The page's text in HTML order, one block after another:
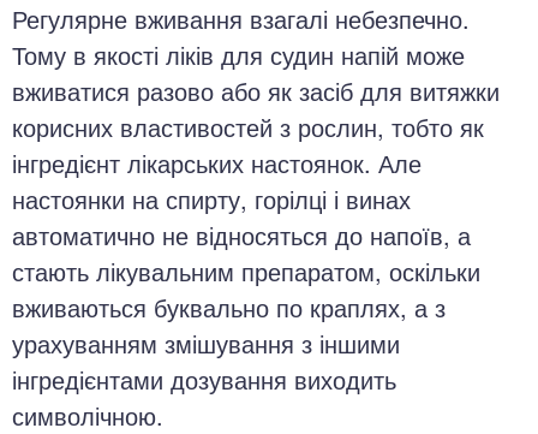
Регулярне вживання взагалі небезпечно.
Тому в якості ліків для судин напій може
вживатися разово або як засіб для витяжки
корисних властивостей з рослин, тобто як
інгредієнт лікарських настоянок. Але
настоянки на спирту, горілці і винах
автоматично не відносяться до напоїв, а
стають лікувальним препаратом, оскільки
вживаються буквально по краплях, а з
урахуванням змішування з іншими
інгредієнтами дозування виходить
символічною.